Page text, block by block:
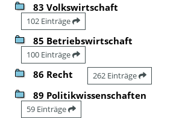
83 Volkswirtschaft
102 Einträge
85 Betriebswirtschaft
100 Einträge
86 Recht 262 Einträge
89 Politikwissenschaften
59 Einträge